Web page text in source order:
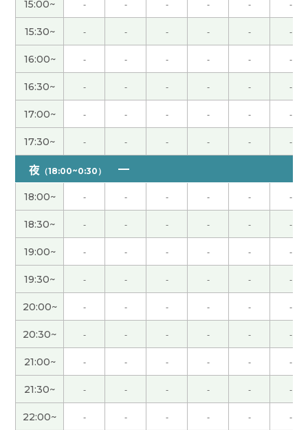
面试官的眼力很重要。
我觉得樱花是只有花，海棠是花和叶。 ( 60代 男性 )
中餐不去本地吃，吃不出真的味道。( 60代 男性 )
我喜欢“OK牧场”这个词，不过我太太不让我用。
60代 男性 )
我太太说从现在起别买东西，丢掉。 这个叫做“終
活”( 60代 男性 )
可能是两个人收到一份工资呢？( 60代 男性 )
因为老师太厉，所以他拿你没办法。 ( 60代 男性 )
很可惜，我觉得3月末的时候可能会剩一部分。( 60
代 男性 )
这个问题比想象还难。( 60代 男性 )
这个句子用的“想”，不是“愿意”。( 60代 男性 )
15:00~ - - - - - -
15:30~ - - - - - -
16:00~ - - - - - -
16:30~ - - - - - -
17:00~ - - - - - -
17:30~ - - - - - -
夜 （18:00~0:30）
18:00~ - - - - - -
18:30~ - - - - - -
19:00~ - - - - - -
19:30~ - - - - - -
20:00~ - - - - - -
20:30~ - - - - - -
21:00~ - - - - - -
21:30~ - - - - - -
22:00~ - - - - - -